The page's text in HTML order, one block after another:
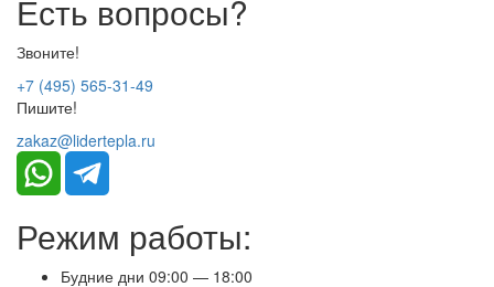
Есть вопросы?
Звоните!
+7 (495) 565-31-49
Пишите!
zakaz@lidertepla.ru
Режим работы:
Будние дни 09:00 — 18:00